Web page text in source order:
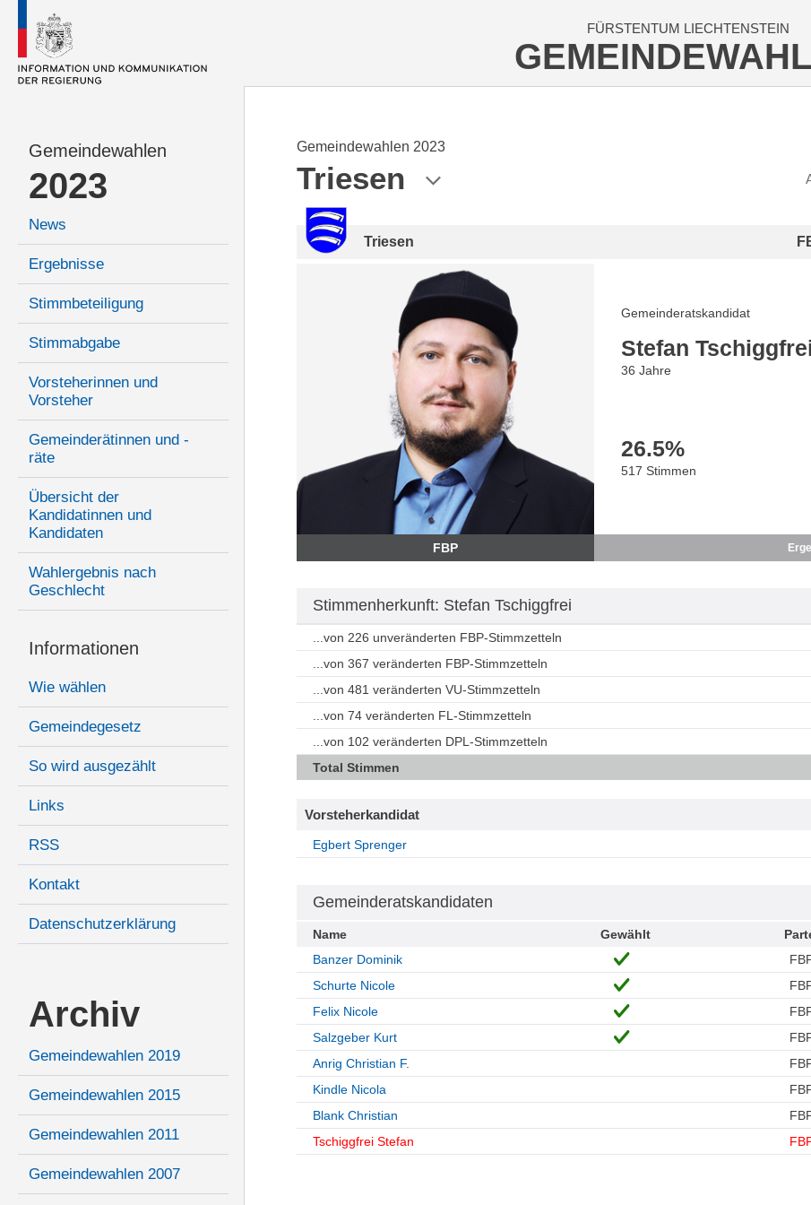
FÜRSTENTUM LIECHTENSTEIN
Gemeindewahlen
2023
News
Ergebnisse
Stimmbeteiligung
Stimmabgabe
Vorsteherinnen und
Vorsteher
Gemeinderätinnen und -
räte
Übersicht der
Kandidatinnen und
Kandidaten
Wahlergebnis nach
Geschlecht
Informationen
Wie wählen
Gemeindegesetz
So wird ausgezählt
Links
RSS
Kontakt
Datenschutzerklärung
Archiv
Gemeindewahlen 2019
Gemeindewahlen 2015
Gemeindewahlen 2011
Gemeindewahlen 2007
Gemeindewahlen 2023
Triesen
Triesen
FBP
Gemeinderatskandidat
Stefan
36 Jahre
26.5%
517 Stimmen
Stimmenherkunft: Stefan Tschiggfrei
...von 226 unveränderten FBP-Stimmzetteln
...von 367 veränderten FBP-Stimmzetteln
...von 481 veränderten VU-Stimmzetteln
...von 74 veränderten FL-Stimmzetteln
...von 102 veränderten DPL-Stimmzetteln
Total Stimmen
Vorsteherkandidat
Egbert Sprenger
Gemeinderatskandidaten
Name Gewählt
Banzer Dominik
Schurte Nicole
Felix Nicole
Salzgeber Kurt
Anrig Christian F.
Kindle Nicola
Blank Christian
Tschiggfrei Stefan